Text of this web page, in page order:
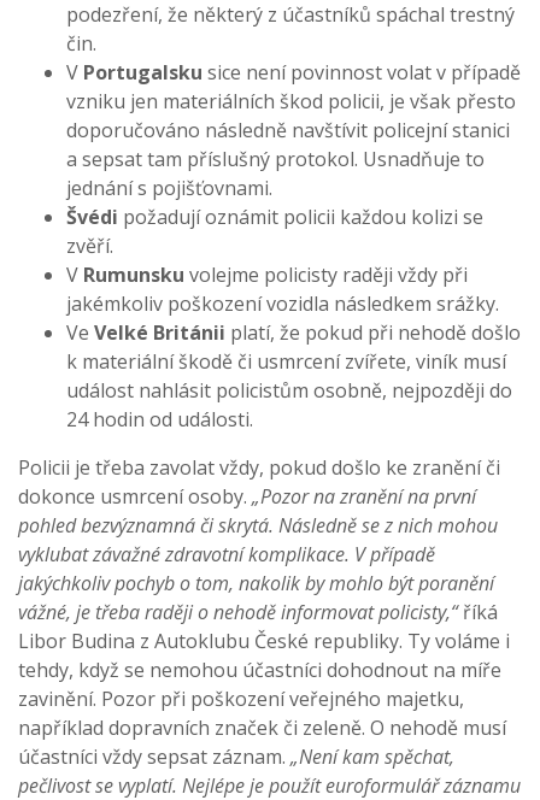
podezření, že některý z účastníků spáchal trestný
čin.
V Portugalsku sice není povinnost volat v případě
vzniku jen materiálních škod policii, je však přesto
doporučováno následně navštívit policejní stanici
a sepsat tam příslušný protokol. Usnadňuje to
jednání s pojišťovnami.
Švédi požadují oznámit policii každou kolizi se
zvěří.
V Rumunsku volejme policisty raději vždy při
jakémkoliv poškození vozidla následkem srážky.
Ve Velké Británii platí, že pokud při nehodě došlo
k materiální škodě či usmrcení zvířete, viník musí
událost nahlásit policistům osobně, nejpozději do
24 hodin od události.
Policii je třeba zavolat vždy, pokud došlo ke zranění či
dokonce usmrcení osoby. „Pozor na zranění na první
pohled bezvýznamná či skrytá. Následně se z nich mohou
vyklubat závažné zdravotní komplikace. V případě
jakýchkoliv pochyb o tom, nakolik by mohlo být poranění
vážné, je třeba raději o nehodě informovat policisty,“říká
Libor Budina z Autoklubu České republiky. Ty voláme i
tehdy, když se nemohou účastníci dohodnout na míře
zavinění. Pozor při poškození veřejného majetku,
například dopravních značek či zeleně. O nehodě musí
účastníci vždy sepsat záznam. „Není kam spěchat,
pečlivost se vyplatí. Nejlépe je použít euroformulář záznamu